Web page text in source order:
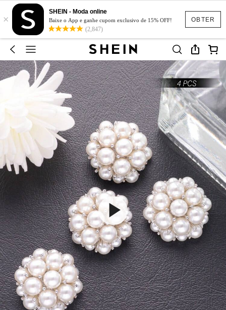
OBTER
×
SHEIN - Moda online
Baixe o App e ganhe cupom exclusivo de 15% OFF!
(2,847)